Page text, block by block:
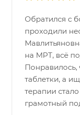
Обратился с
проходили
на МРТ, всё
Понравилось,
таблетки, а
терапии
грамотный